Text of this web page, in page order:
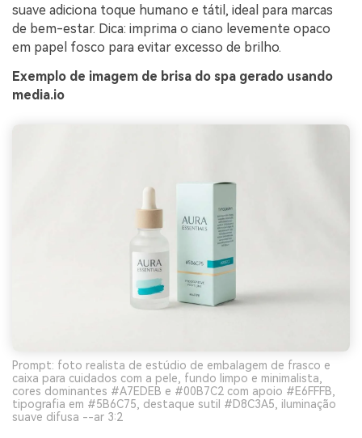
suave adiciona toque humano e tátil, ideal para marcas
de bem-estar. Dica: imprima o ciano levemente opaco
em papel fosco para evitar excesso de brilho.
Exemplo de imagem de brisa do spa gerado usando
media.io
Prompt: foto realista de estúdio de embalagem de frasco e
caixa para cuidados com a pele, fundo limpo e minimalista,
cores dominantes #A7EDEB e #00B7C2 com apoio #E6FFFB,
tipografia em #5B6C75, destaque sutil #D8C3A5, iluminação
suave difusa --ar 3:2